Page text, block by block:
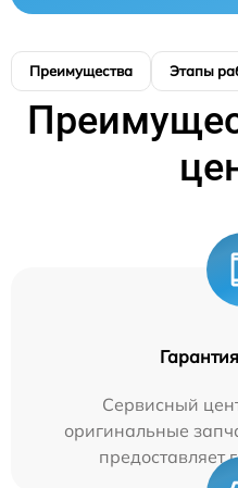
Преимущества Этапы
Сервисный
оригинальные
предоставляет